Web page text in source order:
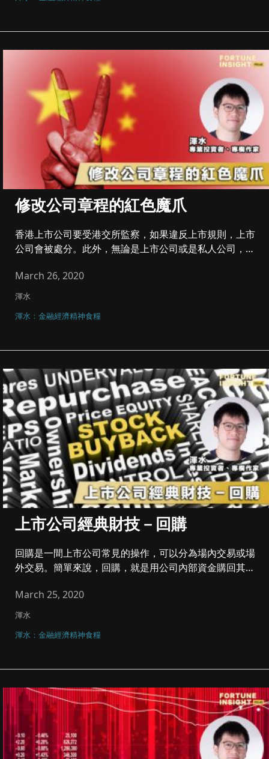
修改公司章程的紅色魔爪
香港上市公司要受港交所監察，如果違反上市規則，上市
公司會被處分。此外，無論是上市公司或是私人公司，都
March 26, 2020
渾水
渾水：金融經濟精神食糧
上市公司經典財技－回購
回購是一間上市公司常見的操作，可以分為場內交易或場
外交易。簡單來說，回購，就是用公司內部資金購回其他
March 25, 2020
渾水
渾水：金融經濟精神食糧